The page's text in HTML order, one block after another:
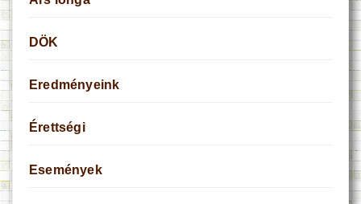
DÖK
Eredményeink
Érettségi
Események